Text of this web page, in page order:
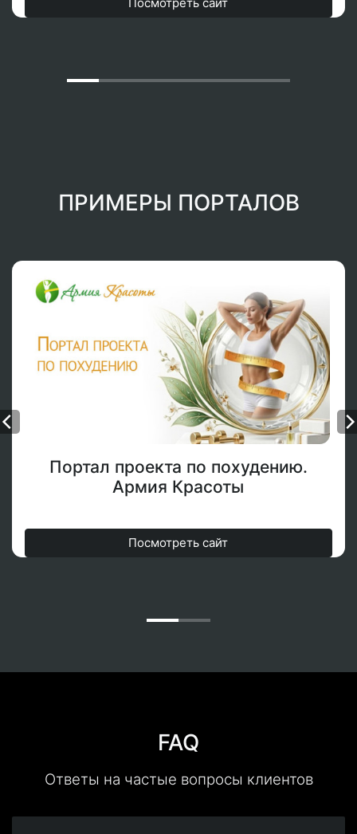
ПРИМЕРЫ ПОРТАЛОВ
Портал проекта по похудению.
Армия Красоты
Посмотреть сайт
FAQ
Ответы на частые вопросы клиентов